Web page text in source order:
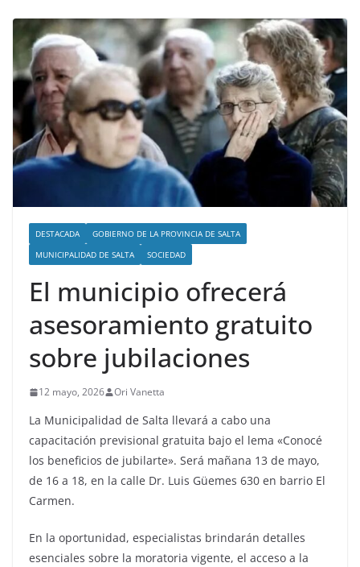
DESTACADA
GOBIERNO DE LA PROVINCIA DE SALTA
MUNICIPALIDAD DE SALTA
SOCIEDAD
El municipio ofrecerá
asesoramiento gratuito
sobre jubilaciones
12 mayo, 2026 Ori Vanetta
La Municipalidad de Salta llevará a cabo una
capacitación previsional gratuita bajo el lema «Conocé
los beneficios de jubilarte». Será mañana 13 de mayo,
de 16 a 18, en la calle Dr. Luis Güemes 630 en barrio El
Carmen.
En la oportunidad, especialistas brindarán detalles
esenciales sobre la moratoria vigente, el acceso a la